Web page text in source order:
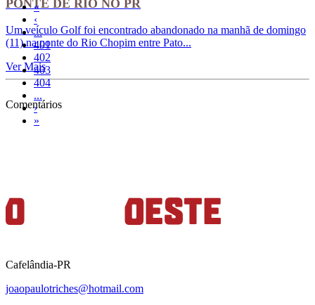
PONTE DE RIO NO PR
Um veículo Golf foi encontrado abandonado na manhã de domingo
(11) na ponte do Rio Chopim entre Pato...
Ver Mais
Comentários
«
‹
...
401
402
403
404
...
›
»
Cafelândia-PR
joaopaulotriches@hotmail.com